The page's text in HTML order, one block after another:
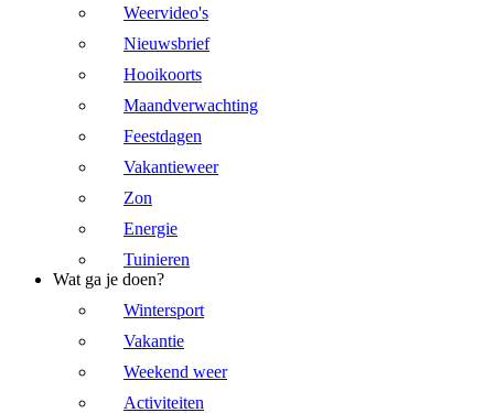
Weervideo's
Nieuwsbrief
Hooikoorts
Maandverwachting
Feestdagen
Vakantieweer
Zon
Energie
Tuinieren
Wat ga je doen?
Wintersport
Vakantie
Weekend weer
Activiteiten